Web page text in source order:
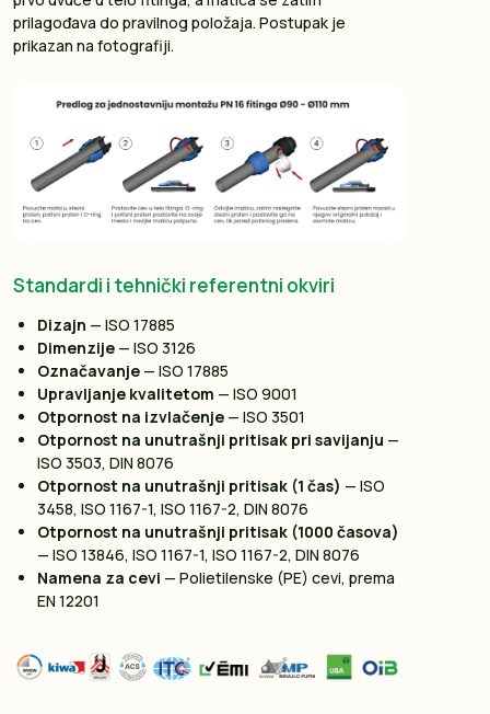
prilagođava do pravilnog položaja. Postupak je
prikazan na fotografiji.
Standardi i tehnički referentni okviri
Dizajn — ISO 17885
Dimenzije — ISO 3126
Označavanje — ISO 17885
Upravljanje kvalitetom — ISO 9001
Otpornost na izvlačenje — ISO 3501
Otpornost na unutrašnji pritisak pri savijanju —
ISO 3503, DIN 8076
Otpornost na unutrašnji pritisak (1 čas) — ISO
3458, ISO 1167-1, ISO 1167-2, DIN 8076
Otpornost na unutrašnji pritisak (1000 časova)
— ISO 13846, ISO 1167-1, ISO 1167-2, DIN 8076
Namena za cevi — Polietilenske (PE) cevi, prema
EN 12201